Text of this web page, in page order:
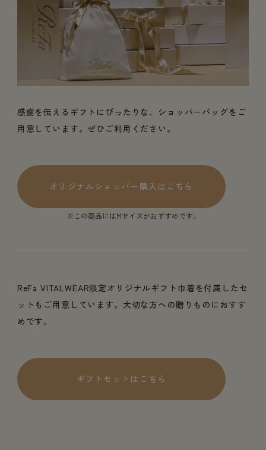
感謝を伝えるギフトにぴったりな、ショッパーバッグをご
用意しています。ぜひご利用ください。
オリジナルショッパー購入はこちら
※この商品にはMサイズがおすすめです。
ReFa VITALWEAR限定オリジナルギフト巾着を付属したセ
ットもご用意しています。大切な方への贈りものにおすす
めです。
ギフトセットはこちら